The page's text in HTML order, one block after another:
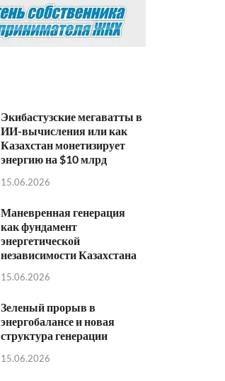
Экибастузские мегаватты в
ИИ-вычисления или как
Казахстан монетизирует
энергию на $10 млрд
15.06.2026
Маневренная генерация
как фундамент
энергетической
независимости Казахстана
15.06.2026
Зеленый прорыв в
энергобалансе и новая
структура генерации
15.06.2026